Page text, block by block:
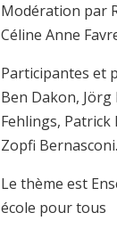
Modération par
Céline Anne
Participantes et
Ben Dakon,
Fehlings,
Zopfi Bernasconi.
Le thème est
école pour tous